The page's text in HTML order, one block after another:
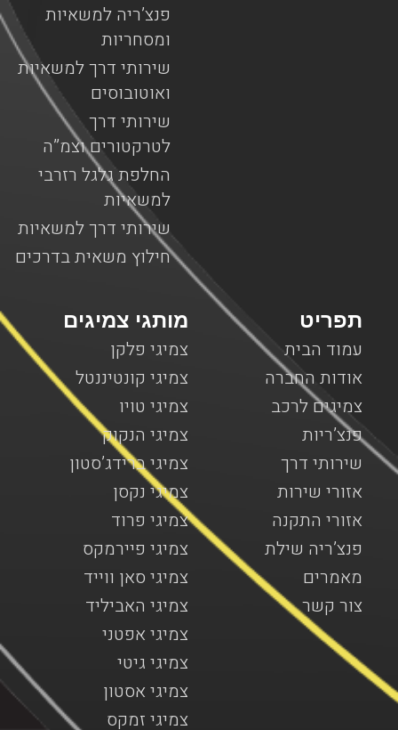
פנצ’ריה למשאיות
ומסחריות
שירותי דרך למשאיות
ואוטובוסים
שירותי דרך
לטרקטורים וצמ”ה
החלפת גלגל רזרבי
למשאיות
שירותי דרך למשאיות
חילוץ משאית בדרכים
מותגי צמיגים
צמיגי פלקן
צמיגי קונטיננטל
צמיגי טויו
צמיגי הנקוק
צמיגי ברידג’סטון
צמיגי נקסן
צמיגי פרוד
צמיגי פיירמקס
צמיגי סאן ווייד
צמיגי האביליד
צמיגי אפטני
צמיגי גיטי
צמיגי אסטון
צמיגי זמקס
תפריט
עמוד הבית
אודות החברה
צמיגים לרכב
פנצ’ריות
שירותי דרך
אזורי שירות
אזורי התקנה
פנצ’ריה שילת
מאמרים
צור קשר